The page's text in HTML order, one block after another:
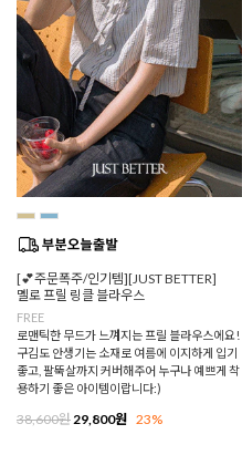
[💕주문폭주/인기템][JUST BETTER]
멜로 프릴 링클 블라우스
FREE
로맨틱한 무드가 느껴지는 프릴 블라우스에요!
구김도 안생기는 소재로 여름에 이지하게 입기
좋고, 팔뚝살까지 커버해주어 누구나 예쁘게 착
용하기 좋은 아이템이랍니다:)
38,600원 29,800원 23%